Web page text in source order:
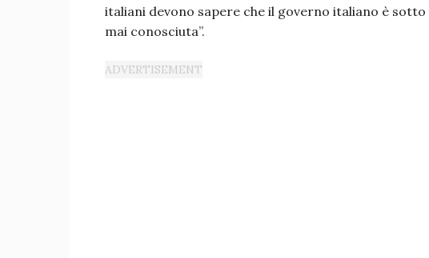
italiani devono sapere che il governo italiano è
mai conosciuta”.